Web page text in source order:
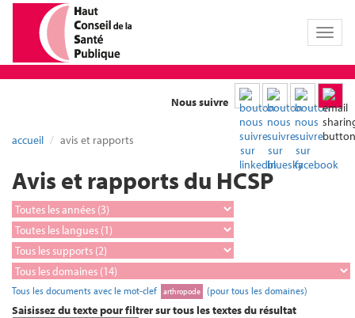
Toggle
Nous suivre
accueil avis et rapports
Avis et rapports du HCSP
Tous les documents avec le mot-clef arthropode (pour tous les domaines)
Saisissez du texte pour filtrer sur tous les textes du résultat